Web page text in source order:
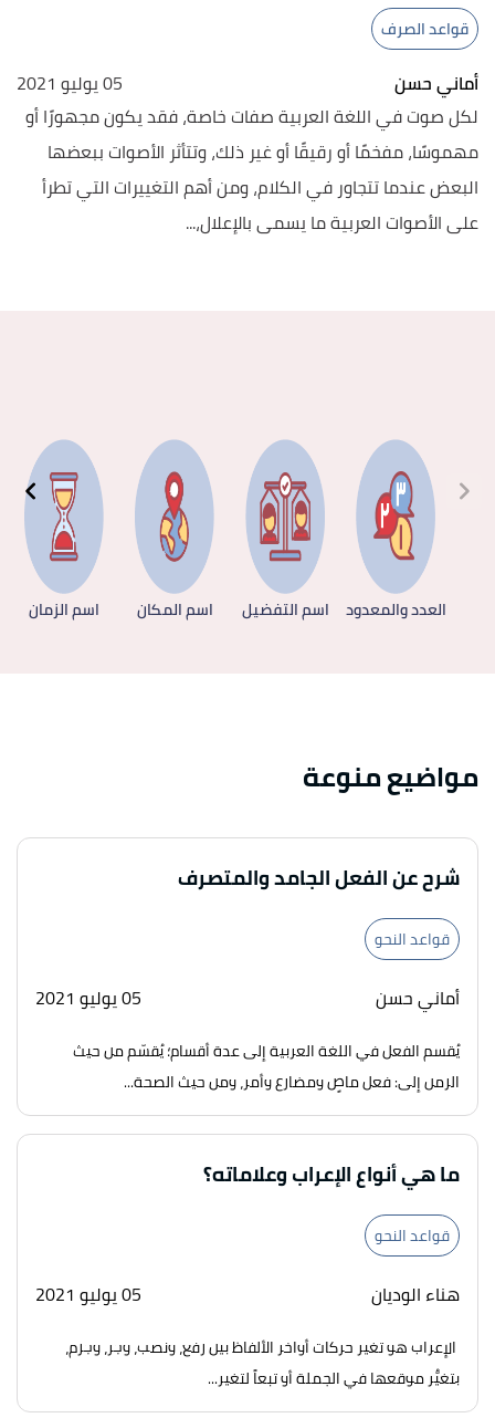
قواعد الصرف
أماني حسن
05 يوليو 2021
لكل صوت في اللغة العربية صفات خاصة، فقد يكون مجهورًا أو
مهموسًا، مفخمًا أو رقيقًا أو غير ذلك، وتتأثر الأصوات ببعضها
البعض عندما تتجاور في الكلام، ومن أهم التغييرات التي تطرأ
على الأصوات العربية ما يسمى بالإعلال،...
العدد والمعدود اسم التفضيل اسم المكان اسم الزمان
مواضيع منوعة
شرح عن الفعل الجامد والمتصرف
قواعد النحو
أماني حسن 05 يوليو 2021
يُقسم الفعل في اللغة العربية إلى عدة أقسام؛ يُقسّم من حيث
الزمن إلى: فعل ماضٍ ومضارع وأمر، ومن حيث الصحة...
ما هي أنواع الإعراب وعلاماته؟
قواعد النحو
هناء الوديان 05 يوليو 2021
الإعراب هو تغير حركات أواخر الألفاظ بين رفع، ونصب، وجر، وجزم،
بتغيُّر موقعها في الجملة أو تبعاً لتغير...